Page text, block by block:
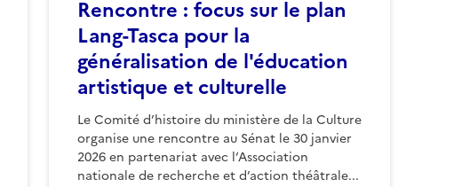
Rencontre : focus sur le plan
Lang-Tasca pour la
généralisation de l'éducation
artistique et culturelle
Le Comité d’histoire du ministère de la Culture
organise une rencontre au Sénat le 30 janvier
2026 en partenariat avec l’Association
nationale de recherche et d’action théâtrale...